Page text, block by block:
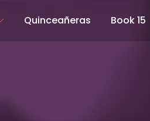
Quinceañeras Book 15